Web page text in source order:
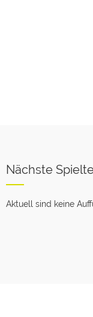
Nächste
Aktuell sind keine